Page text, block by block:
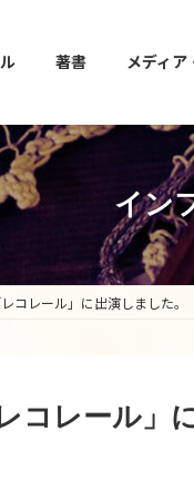
著書 メディア
イン
コレール」に出演しました。
コレール」